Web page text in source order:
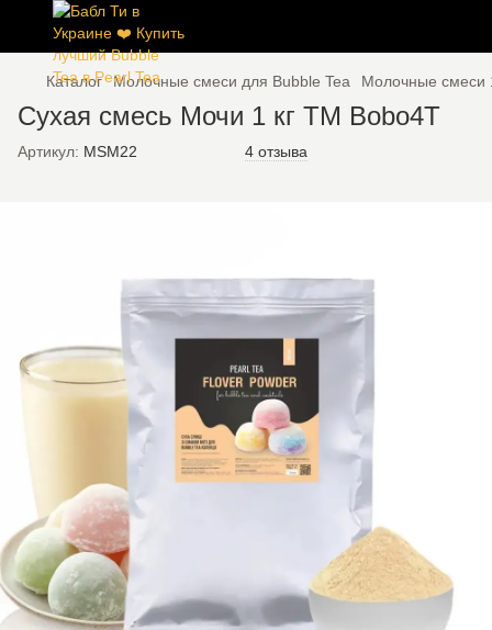
Каталог Молочные смеси для Bubble Tea Молочные смеси
Сухая смесь Мочи 1 кг TM Bobo4T
Артикул: MSM22 4 отзыва